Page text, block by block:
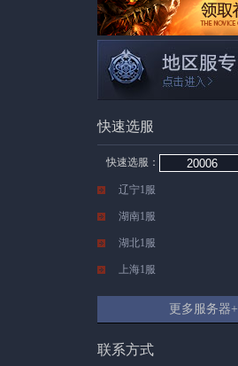
快速选服
快速选服：
辽宁1服
湖南1服
湖北1服
上海1服
更多服务器+
联系方式